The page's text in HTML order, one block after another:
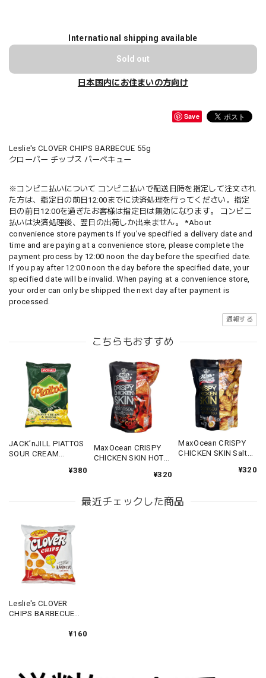
International shipping available
Sold out
日本国内にお住まいの方向け
Save
Leslie's CLOVER CHIPS BARBECUE 55g
クローバー チップス バーベキュー
※コンビニ払いについて コンビニ払いで配送日時を指定して注文され
た方は、指定日の前日12:00までに決済処理を行ってください。指定
日の前日12:00を過ぎたお客様は指定日は無効になります。 コンビニ
払いは決済処理後、翌日の出荷しか出来ません。 *About
convenience store payments If you've specified a delivery date and
time and are paying at a convenience store, please complete the
payment process by 12:00 noon the day before the specified date.
If you pay after 12:00 noon the day before the specified date, your
specified date will be invalid. When paying at a convenience store,
your order can only be shipped the next day after payment is
processed.
通報する
こちらもおすすめ
JACK’nJILL PIATTOS
SOUR CREAM
トス サワークリー¥380
MaxOcean CRISPY
CHICKEN SKIN HOT
キンスキン ホット】
¥320
MaxOcean CRISPY
CHICKEN SKIN Salted
ーチキンスキン ソル
¥320
最近チェックした商品
Leslie's CLOVER
CHIPS BARBECUE
チップス バーベキュ
¥160